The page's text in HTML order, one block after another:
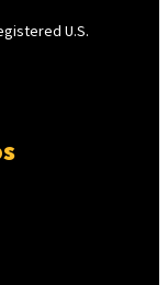
U.S.